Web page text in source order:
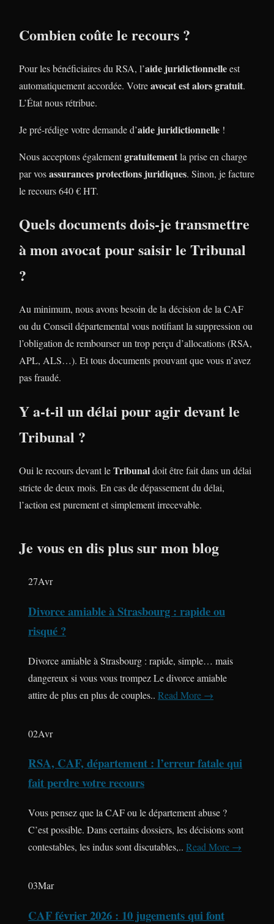
Combien coûte le recours ?
Pour les bénéficiaires du RSA, l’aide juridictionnelleest
automatiquement accordée. Votreavocat est alors gratuit.
L’État nous rétribue.
Je pré-rédige votre demande d’aide juridictionnelle !
Nous acceptons égalementgratuitementla prise en charge
par vosassurances protections juridiques. Sinon, je facture
le recours 640 € HT.
Quels documents dois-je transmettre
à mon avocat pour saisir le Tribunal
?
Au minimum, nous avons besoin de la décision de la CAF
ou du Conseil départemental vous notifiant la suppression ou
l’obligation de rembourser un trop perçu d’allocations (RSA,
APL, ALS…). Et tous documents prouvant que vous n’avez
pas fraudé.
Y a-t-il un délai pour agir devant le
Tribunal ?
Oui le recours devant leTribunaldoit être fait dans un délai
stricte de deux mois. En cas de dépassement du délai,
l’action est purement et simplement irrecevable.
Je vous en dis plus sur mon blog
27Avr
Divorce amiable à Strasbourg : rapide ou
risqué ?
Divorce amiable à Strasbourg : rapide, simple… mais
dangereux si vous vous trompez Le divorce amiable
attire de plus en plus de couples.. Read More →
02Avr
RSA, CAF, département : l’erreur fatale qui
fait perdre votre recours
Vous pensez que la CAF ou le département abuse ?
C’est possible. Dans certains dossiers, les décisions sont
contestables, les indus sont discutables,.. Read More →
03Mar
CAF février 2026 : 10 jugements qui font